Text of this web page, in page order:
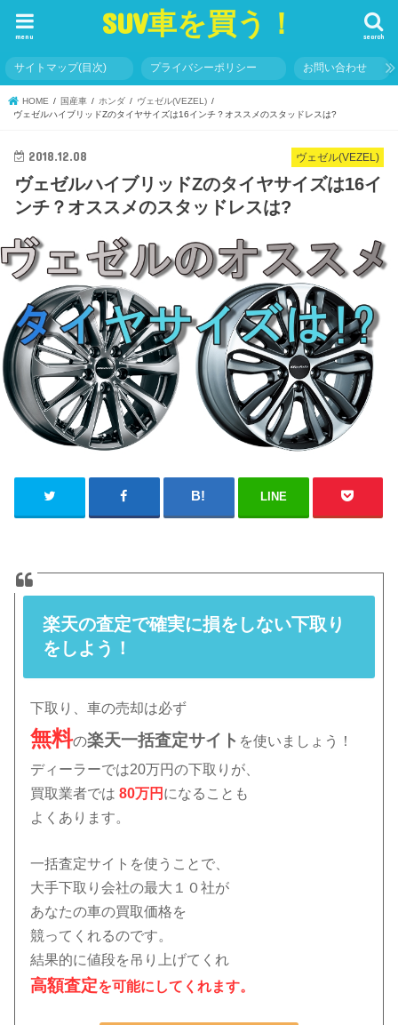
SUV車を買う！ search
menu
サイトマップ(目次) プライバシーポリシー お問い合わせ
HOME 国産車 ホンダ
ヴェゼル(VEZEL)
ヴェゼルハイブリッドZのタイヤサイズは16インチ？オススメのスタッドレスは?
ヴェゼル(VEZEL)
2018.12.08
ヴェゼルハイブリッドZのタイヤサイズは16イ
ンチ？オススメのスタッドレスは?
LINE
楽天の査定で確実に損をしない下取り
をしよう！
下取り、車の売却は必ず
無料の楽天一括査定サイト を使いましょう！
ディーラーでは20万円の下取りが、
買取業者では80万円 になることも
よくあります。
一括査定サイトを使うことで、
大手下取り会社の最大１０社が
あなたの車の買取価格を
競ってくれるのです。
結果的に値段を吊り上げてくれ
高額査定を可能にしてくれます。